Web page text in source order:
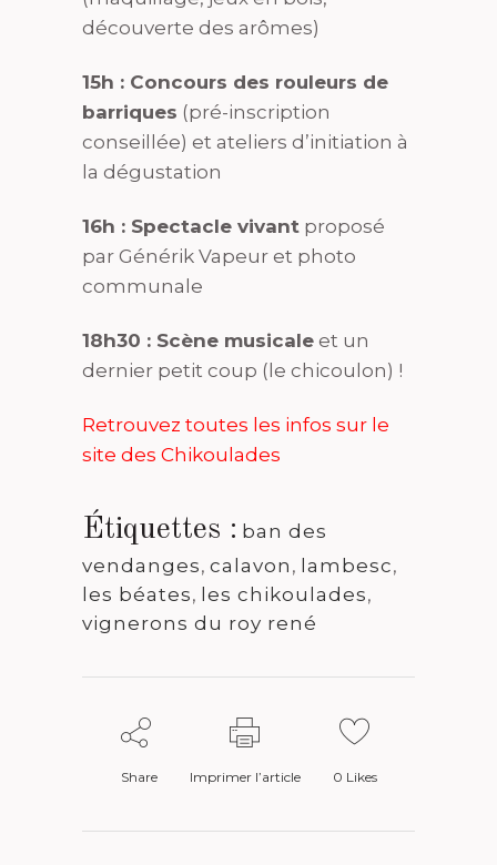
découverte des arômes)
15h : Concours des rouleurs de
barriques (pré-inscription
conseillée) et ateliers d’initiation à
la dégustation
16h : Spectacle vivant proposé
par Générik Vapeur et photo
communale
18h30 : Scène musicale et un
dernier petit coup (le chicoulon) !
Retrouvez toutes les infos sur le
site des Chikoulades
Étiquettes : ban des
vendanges, calavon , lambesc,
les béates, les chikoulades,
vignerons du roy rené
Share Imprimer l’article 0 Likes